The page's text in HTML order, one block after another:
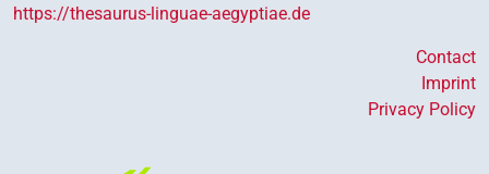
https://thesaurus-linguae-aegyptiae.de
Contact
Imprint
Privacy Policy